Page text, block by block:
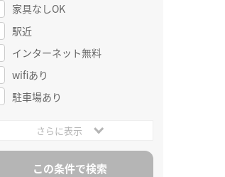
家具なしOK
駅近
インターネット無料
wifiあり
駐車場あり
さらに表示